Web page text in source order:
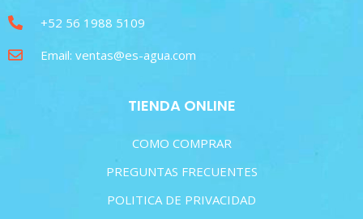
+52 56 1988 5109
Email: ventas@es-agua.com
TIENDA ONLINE
COMO COMPRAR
PREGUNTAS FRECUENTES
POLITICA DE PRIVACIDAD